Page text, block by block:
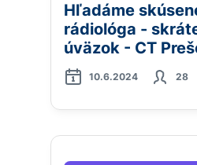
Hľadáme
rádiológa -
úväzok - CT
10.6.2024 28